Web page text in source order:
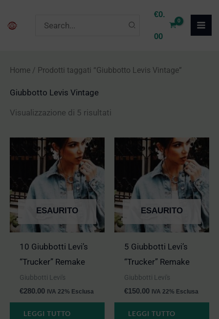
per:
€0.
00
Home / Prodotti taggati “Giubbotto Levis Vintage”
Giubbotto Levis Vintage
Visualizzazione di 5 risultati
ESAURITO
10 Giubbotti Levi’s
“Trucker” Remake
Giubbotti Levi's
€280.00 IVA 22% Esclusa
LEGGI TUTTO
ESAURITO
5 Giubbotti Levi’s
“Trucker” Remake
Giubbotti Levi's
€150.00 IVA 22% Esclusa
LEGGI TUTTO